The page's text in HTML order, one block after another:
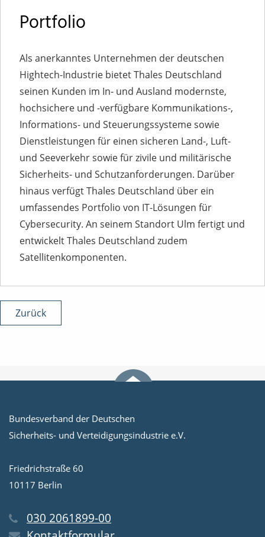
Portfolio
Als anerkanntes Unternehmen der deutschen
Hightech-Industrie bietet Thales Deutschland
seinen Kunden im In- und Ausland modernste,
hochsichere und -verfügbare Kommunikations-,
Informations- und Steuerungssysteme sowie
Dienstleistungen für einen sicheren Land-, Luft-
und Seeverkehr sowie für zivile und militärische
Sicherheits- und Schutzanforderungen. Darüber
hinaus verfügt Thales Deutschland über ein
umfassendes Portfolio von IT-Lösungen für
Cybersecurity. An seinem Standort Ulm fertigt und
entwickelt Thales Deutschland zudem
Satellitenkomponenten.
Zurück
Bundesverband der Deutschen
Sicherheits- und Verteidigungsindustrie e.V.
Friedrichstraße 60
10117 Berlin
030 2061899-00